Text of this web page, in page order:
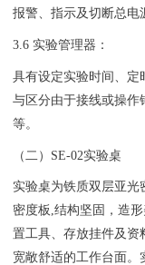
报警、指示及切断总电
3.6 实验管理器：
具有设定实验时间、定
与区分由于接线或操作
等。
（二）SE-02实验桌
实验桌为铁质双层亚光
密度板,结构坚固，造
置工具、存放挂件及资
宽敞舒适的工作台面